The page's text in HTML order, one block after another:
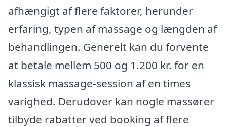
afhængigt af flere faktorer, herunder
erfaring, typen af massage og længden af
behandlingen. Generelt kan du forvente
at betale mellem 500 og 1.200 kr. for en
klassisk massage-session af en times
varighed. Derudover kan nogle massører
tilbyde rabatter ved booking af flere